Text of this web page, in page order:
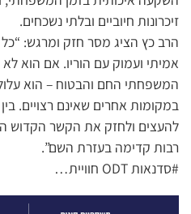
זיכרונות חיוביים ובלתי נשכחים.
הרב כץ הציג מסר חזק ומרגש:
אמיתי ועמוק עם הוריו. אם הוא
המשפחתי החם והבטוח – הוא
במקומות אחרים שאינם רצויים.
להעצים ולחזק את הקשר הקדוש
רבות קדימה בעזרת השם”.
#סדנאות ODT חוויית…